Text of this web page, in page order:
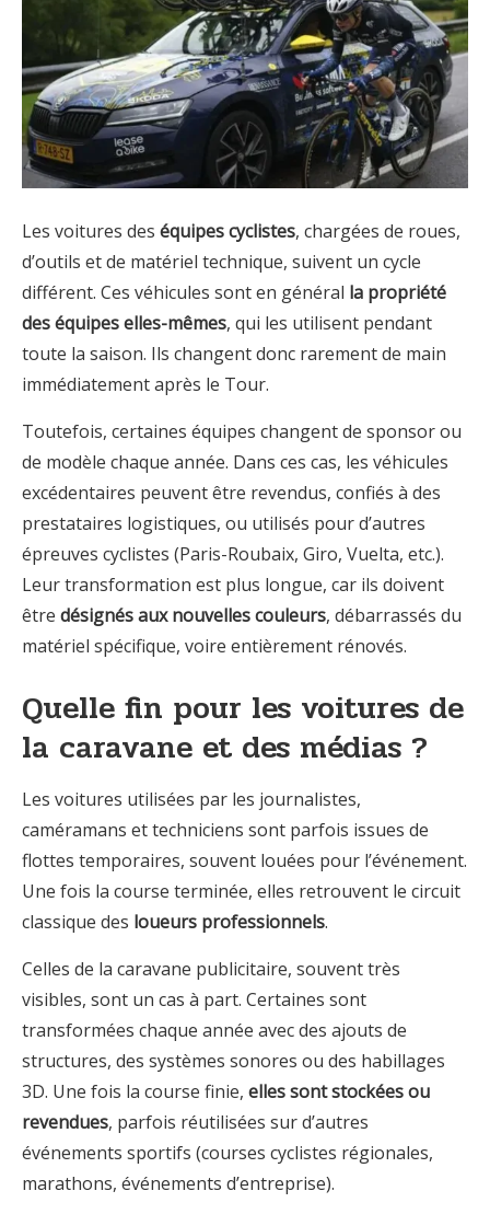
Les voitures des équipes cyclistes, chargées de roues,
d’outils et de matériel technique, suivent un cycle
différent. Ces véhicules sont en général la propriété
des équipes elles-mêmes, qui les utilisent pendant
toute la saison. Ils changent donc rarement de main
immédiatement après le Tour.
Toutefois, certaines équipes changent de sponsor ou
de modèle chaque année. Dans ces cas, les véhicules
excédentaires peuvent être revendus, confiés à des
prestataires logistiques, ou utilisés pour d’autres
épreuves cyclistes (Paris-Roubaix, Giro, Vuelta, etc.).
Leur transformation est plus longue, car ils doivent
être désignés aux nouvelles couleurs, débarrassés du
matériel spécifique, voire entièrement rénovés.
Quelle fin pour les voitures de
la caravane et des médias ?
Les voitures utilisées par les journalistes,
caméramans et techniciens sont parfois issues de
flottes temporaires, souvent louées pour l’événement.
Une fois la course terminée, elles retrouvent le circuit
classique des loueurs professionnels.
Celles de la caravane publicitaire, souvent très
visibles, sont un cas à part. Certaines sont
transformées chaque année avec des ajouts de
structures, des systèmes sonores ou des habillages
3D. Une fois la course finie, elles sont stockées ou
revendues, parfois réutilisées sur d’autres
événements sportifs (courses cyclistes régionales,
marathons, événements d’entreprise).